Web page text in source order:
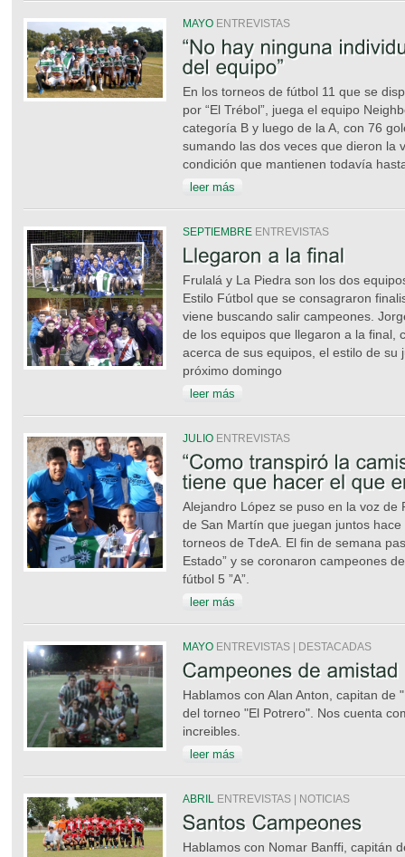
MAYO ENTREVISTAS
En los torneos de fútbol 11 que se
por “El Trébol”, juega el equipo
categoría B y luego de la A, con 76
sumando las dos veces que dieron la
condición que mantienen todavía
leer más
SEPTIEMBRE ENTREVISTAS
Frulalá y La Piedra son los dos
Estilo Fútbol que se consagraron
viene buscando salir campeones.
de los equipos que llegaron a la final,
acerca de sus equipos, el estilo de su
próximo domingo
leer más
JULIO ENTREVISTAS
Alejandro López se puso en la voz de
de San Martín que juegan juntos
torneos de TdeA. El fin de semana
Estado” y se coronaron campeones
fútbol 5 ”A”.
leer más
MAYO ENTREVISTAS | DESTACADAS
Hablamos con Alan Anton, capitan de
del torneo "El Potrero". Nos cuenta
increibles.
leer más
ABRIL ENTREVISTAS | NOTICIAS
Hablamos con Nomar Banffi, capitán